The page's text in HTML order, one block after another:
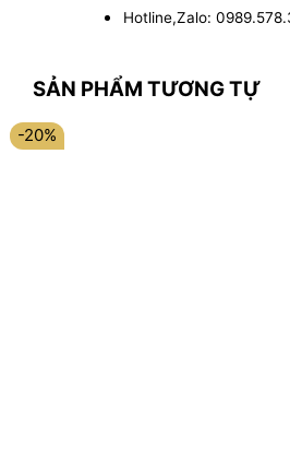
Hotline,Zalo:
SẢN PHẨM TƯƠNG TỰ
-20%